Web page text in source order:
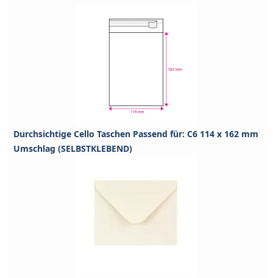
Durchsichtige Cello Taschen Passend für: C6 114 x 162 mm
Umschlag (SELBSTKLEBEND)